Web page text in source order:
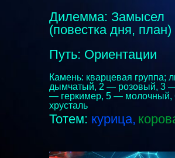
Дилемма: Замысел
(повестка дня, план)
Тотем: курица,
Путь: Ориентации
Камень: кварцевая группа;
дымчатый, 2 — розовый, 3
— геркимер, 5 — молочный,
хрусталь